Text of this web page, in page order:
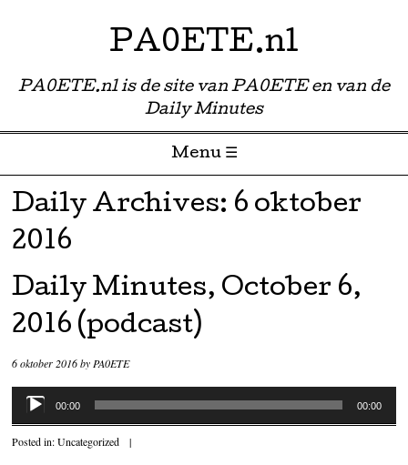
PA0ETE.nl
PA0ETE.nl is de site van PA0ETE en van de
Daily Minutes
Menu ☰
Skip to content
Daily Archives: 6 oktober
2016
Daily Minutes, October 6,
2016 (podcast)
6 oktober 2016byPA0ETE
Audiospeler
00:00 00:00
Posted in:Uncategorized |